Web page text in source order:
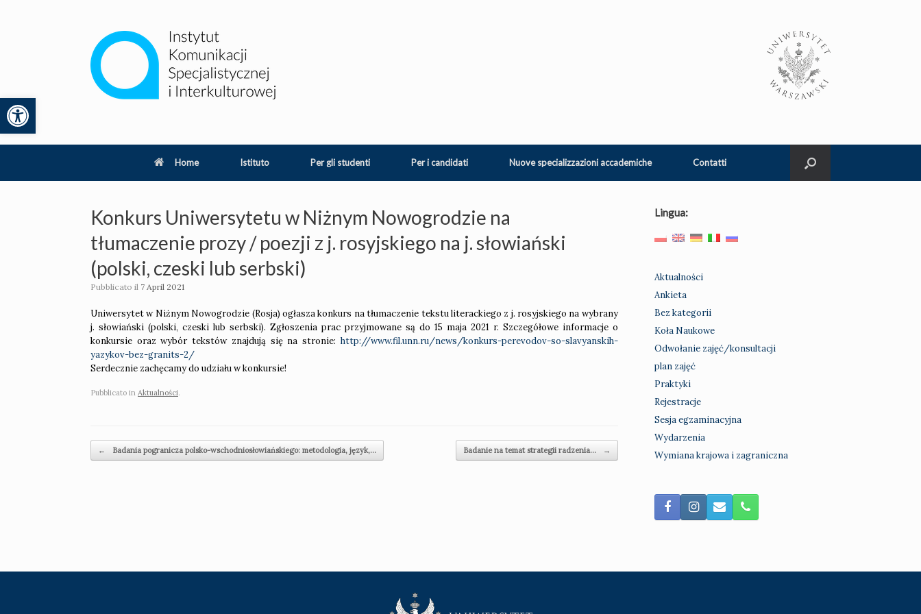
Apri la barra degli strumenti
Home Istituto Per gli studenti Per i candidati Nuove specializzazioni accademiche Contatti
Konkurs Uniwersytetu w Niżnym Nowogrodzie na
tłumaczenie prozy / poezji z j. rosyjskiego na j. słowiański
(polski, czeski lub serbski)
Pubblicato il 7 April 2021
Uniwersytet w Niżnym Nowogrodzie (Rosja) ogłasza konkurs na tłumaczenie tekstu literackiego z j. rosyjskiego na wybrany
j. słowiański (polski, czeski lub serbski). Zgłoszenia prac przyjmowane są do 15 maja 2021 r. Szczegółowe informacje o
konkursie oraz wybór tekstów znajdują się na stronie: http://www.fil.unn.ru/news/konkurs-perevodov-so-slavyanskih-
yazykov-bez-granits-2/
Serdecznie zachęcamy do udziału w konkursie!
Pubblicato in Aktualności.
Navigazione articolo
← Badania pogranicza polsko-wschodniosłowiańskiego: metodologia, język,… Badanie na temat strategii radzenia… →
Lingua:
Aktualności
Ankieta
Bez kategorii
Koła Naukowe
Odwołanie zajęć/konsultacji
plan zajęć
Praktyki
Rejestracje
Sesja egzaminacyjna
Wydarzenia
Wymiana krajowa i zagraniczna